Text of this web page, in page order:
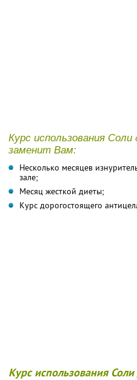
Курс использования Соли
заменит Вам:
Несколько месяцев
зале;
Месяц жесткой диеты;
Курс дорогостоящего
Курс использования